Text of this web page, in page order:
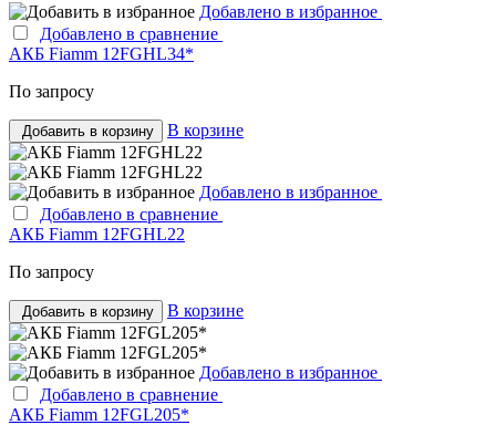
Добавлено в избранное
Добавлено в сравнение
АКБ Fiamm 12FGHL34*
По запросу
Добавить в корзину В корзине
Добавлено в избранное
Добавлено в сравнение
АКБ Fiamm 12FGHL22
По запросу
Добавить в корзину В корзине
Добавлено в избранное
Добавлено в сравнение
АКБ Fiamm 12FGL205*